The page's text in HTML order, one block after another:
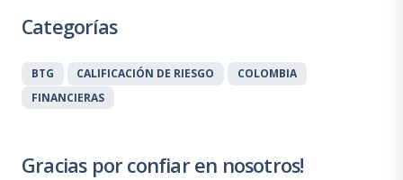
Categorías
BTG CALIFICACIÓN DE RIESGO
COLOMBIA
FINANCIERAS
Gracias por confiar en nosotros!